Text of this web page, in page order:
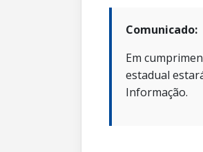
Comunicado:
Em
estadual
Informação.